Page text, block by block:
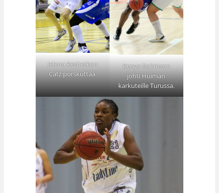
Jelena Reshetkon
Catz porskuttaa.
Kenya Robinson
johti Huiman
karkuteille Turussa.